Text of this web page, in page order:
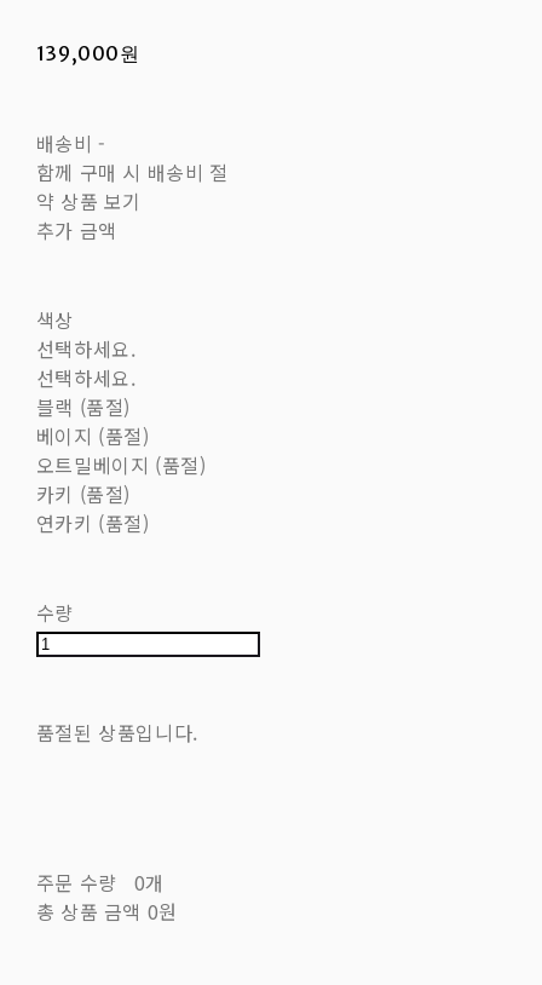
139,000원
배송비 -
함께 구매 시 배송비 절
약 상품 보기
추가 금액
색상
선택하세요.
선택하세요.
블랙 (품절)
베이지 (품절)
오트밀베이지 (품절)
카키 (품절)
연카키 (품절)
수량
품절된 상품입니다.
주문 수량
0개
총 상품 금액 0원